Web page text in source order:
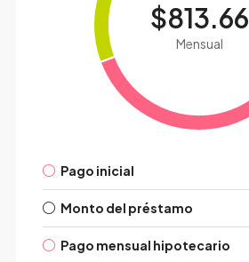
$813.66
Mensual
Pago inicial
Monto del préstamo
Pago mensual hipotecario